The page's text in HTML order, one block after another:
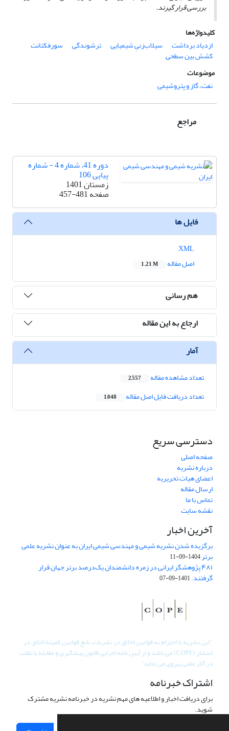
بررسی قرار گیرند.
کلیدواژه‌ها
ازدیاد برداشت
سیلاب‌زنیِ شیمیایی ترشوندگی سورفکتانت
کشش بین سطحی
موضوعات
نفت، گاز و پتروشیمی
مراجع
دوره 41، شماره 4 - شماره
پیاپی 106
زمستان 1401
صفحه457-481
فایل ها
اصل مقاله
1.21 M
هم رسانی
ارجاع به این مقاله
آمار
تعداد مشاهده مقاله 2,557
تعداد دریافت فایل اصل مقاله 1,048
دسترسی سریع
صفحه اصلی
درباره نشریه
اعضای هیات تحریریه
ارسال مقاله
تماس با ما
نقشه سایت
آخرین اخبار
برگزیده شدن نشریه شیمی و مهندسی شیمی ایران به عنوان نشریه علمی
برتر1404-09-11
۴۸۱ پژوهشگر ایرانی در زمره دانشمندان یک‌درصد برتر جهان قرار
گرفتند.1401-09-07
"این نشریه با احترام به قوانین اخلاق در نشریات، تابع قوانین کمیتۀ اخلاق در
انتشار (COPE) می باشد و از آیین نامه اجرایی قانون پیشگیری و مقابله با تقلب
در آثار علمی پیروی می نماید".
اشتراک خبرنامه
برای دریافت اخبار و اطلاعیه های مهم نشریه در خبرنامه نشریه مشترک
شوید.